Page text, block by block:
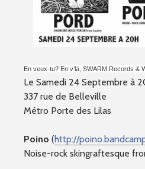
En veux-tu? En v’là, SWARM Records &
Le Samedi 24 Septembre à
337 rue de Belleville
Métro Porte des Lilas
Poino (http://
Noise-rock skingraftesque